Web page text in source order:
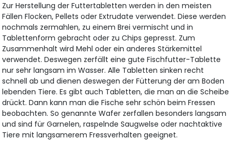
Zur Herstellung der Futtertabletten werden in den meisten
Fällen Flocken, Pellets oder Extrudate verwendet. Diese werden
nochmals zermahlen, zu einem Brei vermischt und in
Tablettenform gebracht oder zu Chips gepresst. Zum
Zusammenhalt wird Mehl oder ein anderes Stärkemittel
verwendet. Deswegen zerfällt eine gute Fischfutter-Tablette
nur sehr langsam im Wasser. Alle Tabletten sinken recht
schnell ab und dienen deswegen der Fütterung der am Boden
lebenden Tiere. Es gibt auch Tabletten, die man an die Scheibe
drückt. Dann kann man die Fische sehr schön beim Fressen
beobachten. So genannte Wafer zerfallen besonders langsam
und sind für Garnelen, raspelnde Saugwelse oder nachtaktive
Tiere mit langsamerem Fressverhalten geeignet.